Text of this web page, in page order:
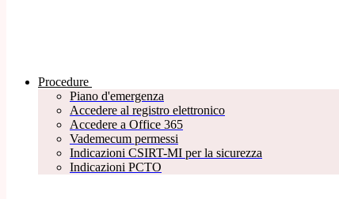
Procedure
Piano d'emergenza
Accedere al registro elettronico
Accedere a Office 365
Vademecum permessi
Indicazioni CSIRT-MI per la sicurezza
Indicazioni PCTO